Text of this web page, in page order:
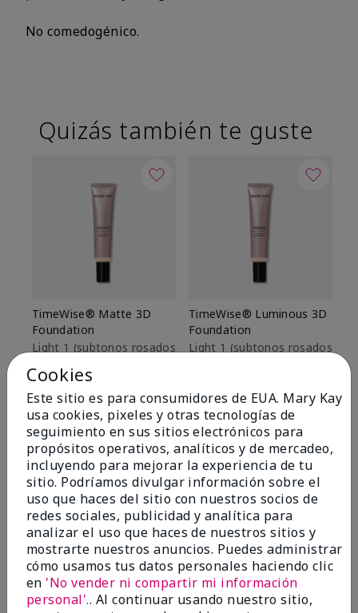
No comedogénico.
Quizás también te guste
TimeWise® Matte 3D
Foundation
Light 1​ (subtonos rosados
$28.00
TimeWise® Luminous 3D
Foundation
Light 1​ (subtonos rosados
Cookies
Este sitio es para consumidores de EUA. Mary Kay
usa cookies, pixeles y otras tecnologías de
seguimiento en sus sitios electrónicos para
propósitos operativos, analíticos y de mercadeo,
incluyendo para mejorar la experiencia de tu
sitio. Podríamos divulgar información sobre el
uso que haces del sitio con nuestros socios de
redes sociales, publicidad y analítica para
analizar el uso que haces de nuestros sitios y
mostrarte nuestros anuncios. Puedes administrar
cómo usamos tus datos personales haciendo clic
en 'No vender ni compartir mi información
personal'.. Al continuar usando nuestro sitio,